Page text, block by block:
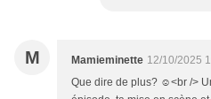
M Mamieminette 12/10/2025
Que dire de plus? ☺️<br />